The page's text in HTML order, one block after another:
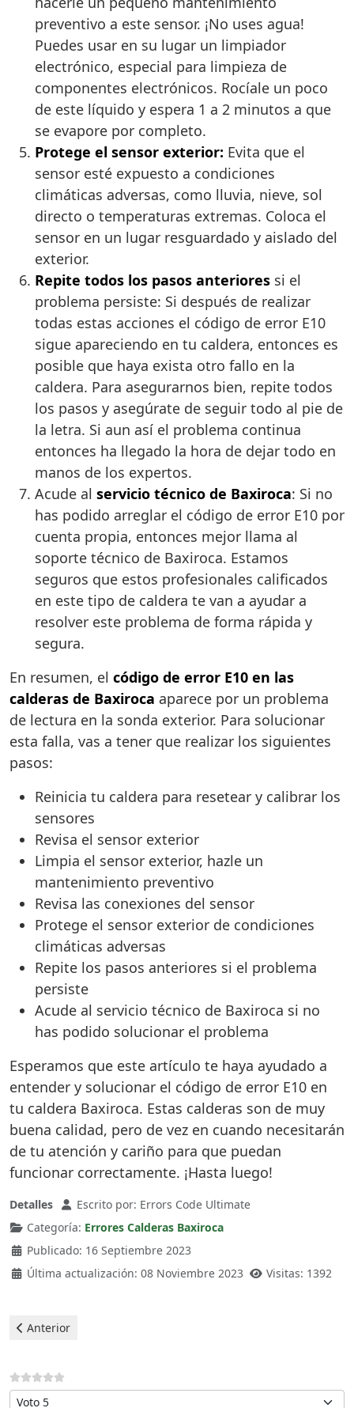
preventivo a este sensor. ¡No uses agua!
Puedes usar en su lugar un limpiador
electrónico, especial para limpieza de
componentes electrónicos. Rocíale un poco
de este líquido y espera 1 a 2 minutos a que
se evapore por completo.
Protege el sensor exterior: Evita que el
sensor esté expuesto a condiciones
climáticas adversas, como lluvia, nieve, sol
directo o temperaturas extremas. Coloca el
sensor en un lugar resguardado y aislado del
exterior.
Repite todos los pasos anteriores si el
problema persiste: Si después de realizar
todas estas acciones el código de error E10
sigue apareciendo en tu caldera, entonces es
posible que haya exista otro fallo en la
caldera. Para asegurarnos bien, repite todos
los pasos y asegúrate de seguir todo al pie de
la letra. Si aun así el problema continua
entonces ha llegado la hora de dejar todo en
manos de los expertos.
Acude al servicio técnico de Baxiroca: Si no
has podido arreglar el código de error E10 por
cuenta propia, entonces mejor llama al
soporte técnico de Baxiroca. Estamos
seguros que estos profesionales calificados
en este tipo de caldera te van a ayudar a
resolver este problema de forma rápida y
segura.
En resumen, el código de error E10 en las
calderas de Baxiroca aparece por un problema
de lectura en la sonda exterior. Para solucionar
esta falla, vas a tener que realizar los siguientes
pasos:
Reinicia tu caldera para resetear y calibrar los
sensores
Revisa el sensor exterior
Limpia el sensor exterior, hazle un
mantenimiento preventivo
Revisa las conexiones del sensor
Protege el sensor exterior de condiciones
climáticas adversas
Repite los pasos anteriores si el problema
persiste
Acude al servicio técnico de Baxiroca si no
has podido solucionar el problema
Esperamos que este artículo te haya ayudado a
entender y solucionar el código de error E10 en
tu caldera Baxiroca. Estas calderas son de muy
buena calidad, pero de vez en cuando necesitarán
de tu atención y cariño para que puedan
funcionar correctamente. ¡Hasta luego!
Detalles Escrito por: Errors Code Ultimate
Categoría: Errores Calderas Baxiroca
Publicado: 16 Septiembre 2023
Última actualización: 08 Noviembre 2023
Visitas: 1392
Artículo anterior: Baxiroca Calderas - error e01
Anterior
Por favor, vote